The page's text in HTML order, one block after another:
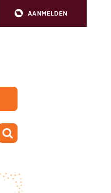
AANMELDEN